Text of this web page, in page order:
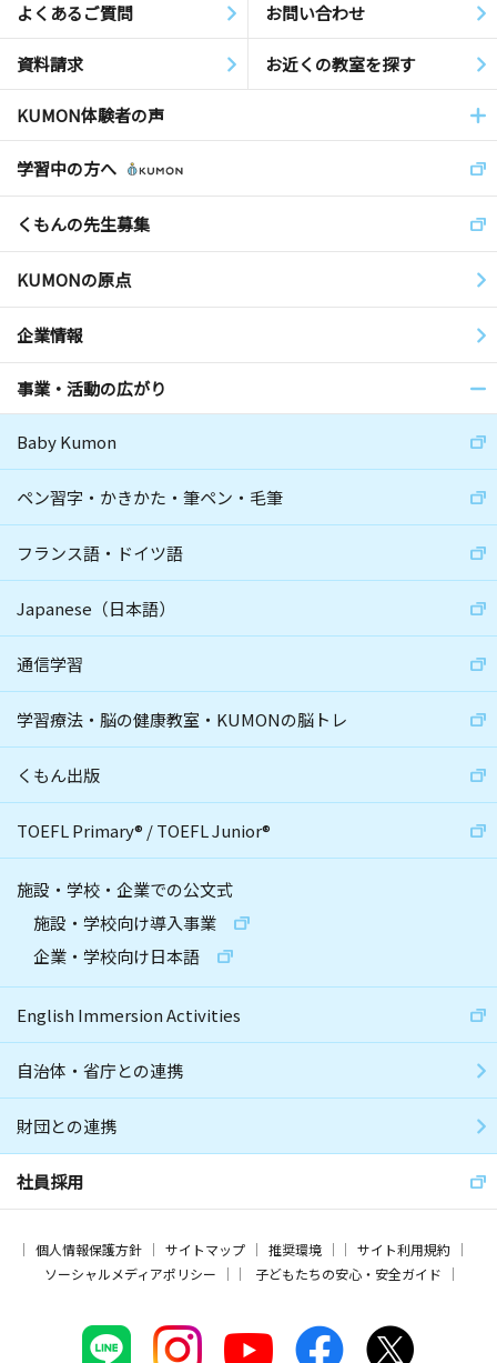
よくあるご質問 お問い合わせ
資料請求 お近くの教室を探す
KUMON体験者の声
学習中の方へ
くもんの先生募集
KUMONの原点
企業情報
事業・活動の広がり
Baby Kumon
ペン習字・かきかた・筆ペン・毛筆
フランス語・ドイツ語
Japanese（日本語）
通信学習
学習療法・脳の健康教室・KUMONの脳トレ
くもん出版
TOEFL Primary® /TOEFL Junior®
施設・学校・企業での公文式
施設・学校向け導入事業
企業・学校向け日本語
English Immersion Activities
自治体・省庁との連携
財団との連携
社員採用
個人情報保護方針 サイトマップ 推奨環境
サイト利用規約
ソーシャルメディアポリシー
子どもたちの安心・安全ガイド